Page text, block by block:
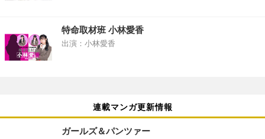
特命取材班 小林愛香
出演：小林愛香
連載マンガ更新情報
ガールズ＆パンツァー